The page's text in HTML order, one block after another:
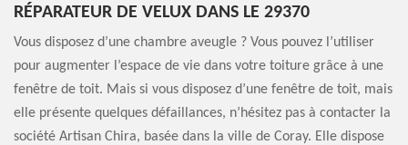
RÉPARATEUR DE VELUX DANS LE 29370
Vous disposez d’une chambre aveugle ? Vous pouvez l’utiliser
pour augmenter l’espace de vie dans votre toiture grâce à une
fenêtre de toit. Mais si vous disposez d’une fenêtre de toit, mais
elle présente quelques défaillances, n’hésitez pas à contacter la
société Artisan Chira, basée dans la ville de Coray. Elle dispose